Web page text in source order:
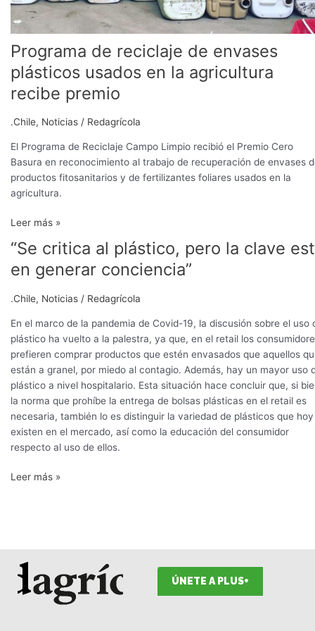
Programa de reciclaje de envases
plásticos usados en la agricultura
recibe premio
.Chile, Noticias / Redagrícola
El Programa de Reciclaje Campo Limpio recibió el Premio Cero
Basura en reconocimiento al trabajo de recuperación de envases
productos fitosanitarios y de fertilizantes foliares usados en la
agricultura.
Leer más »
“Se critica al plástico, pero la clave
en generar conciencia”
.Chile, Noticias / Redagrícola
En el marco de la pandemia de Covid-19, la discusión sobre el uso
plástico ha vuelto a la palestra, ya que, en el retail los
prefieren comprar productos que estén envasados que aquellos
están a granel, por miedo al contagio. Además, hay un mayor uso
plástico a nivel hospitalario. Esta situación hace concluir que, si
la norma que prohíbe la entrega de bolsas plásticas en el retail es
necesaria, también lo es distinguir la variedad de plásticos que hoy
existen en el mercado, así como la educación del consumidor
respecto al uso de ellos.
“Se
al
plástico,
la
clave
está
en
generar
conciencia”
Leer más »
ÚNETE A PLUS+